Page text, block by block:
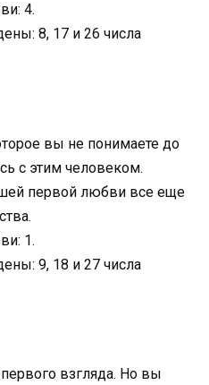
4.
8, 17 и 26 числа
вы не понимаете до
с этим человеком.
первой любви все еще
1.
9, 18 и 27 числа
взгляда. Но вы